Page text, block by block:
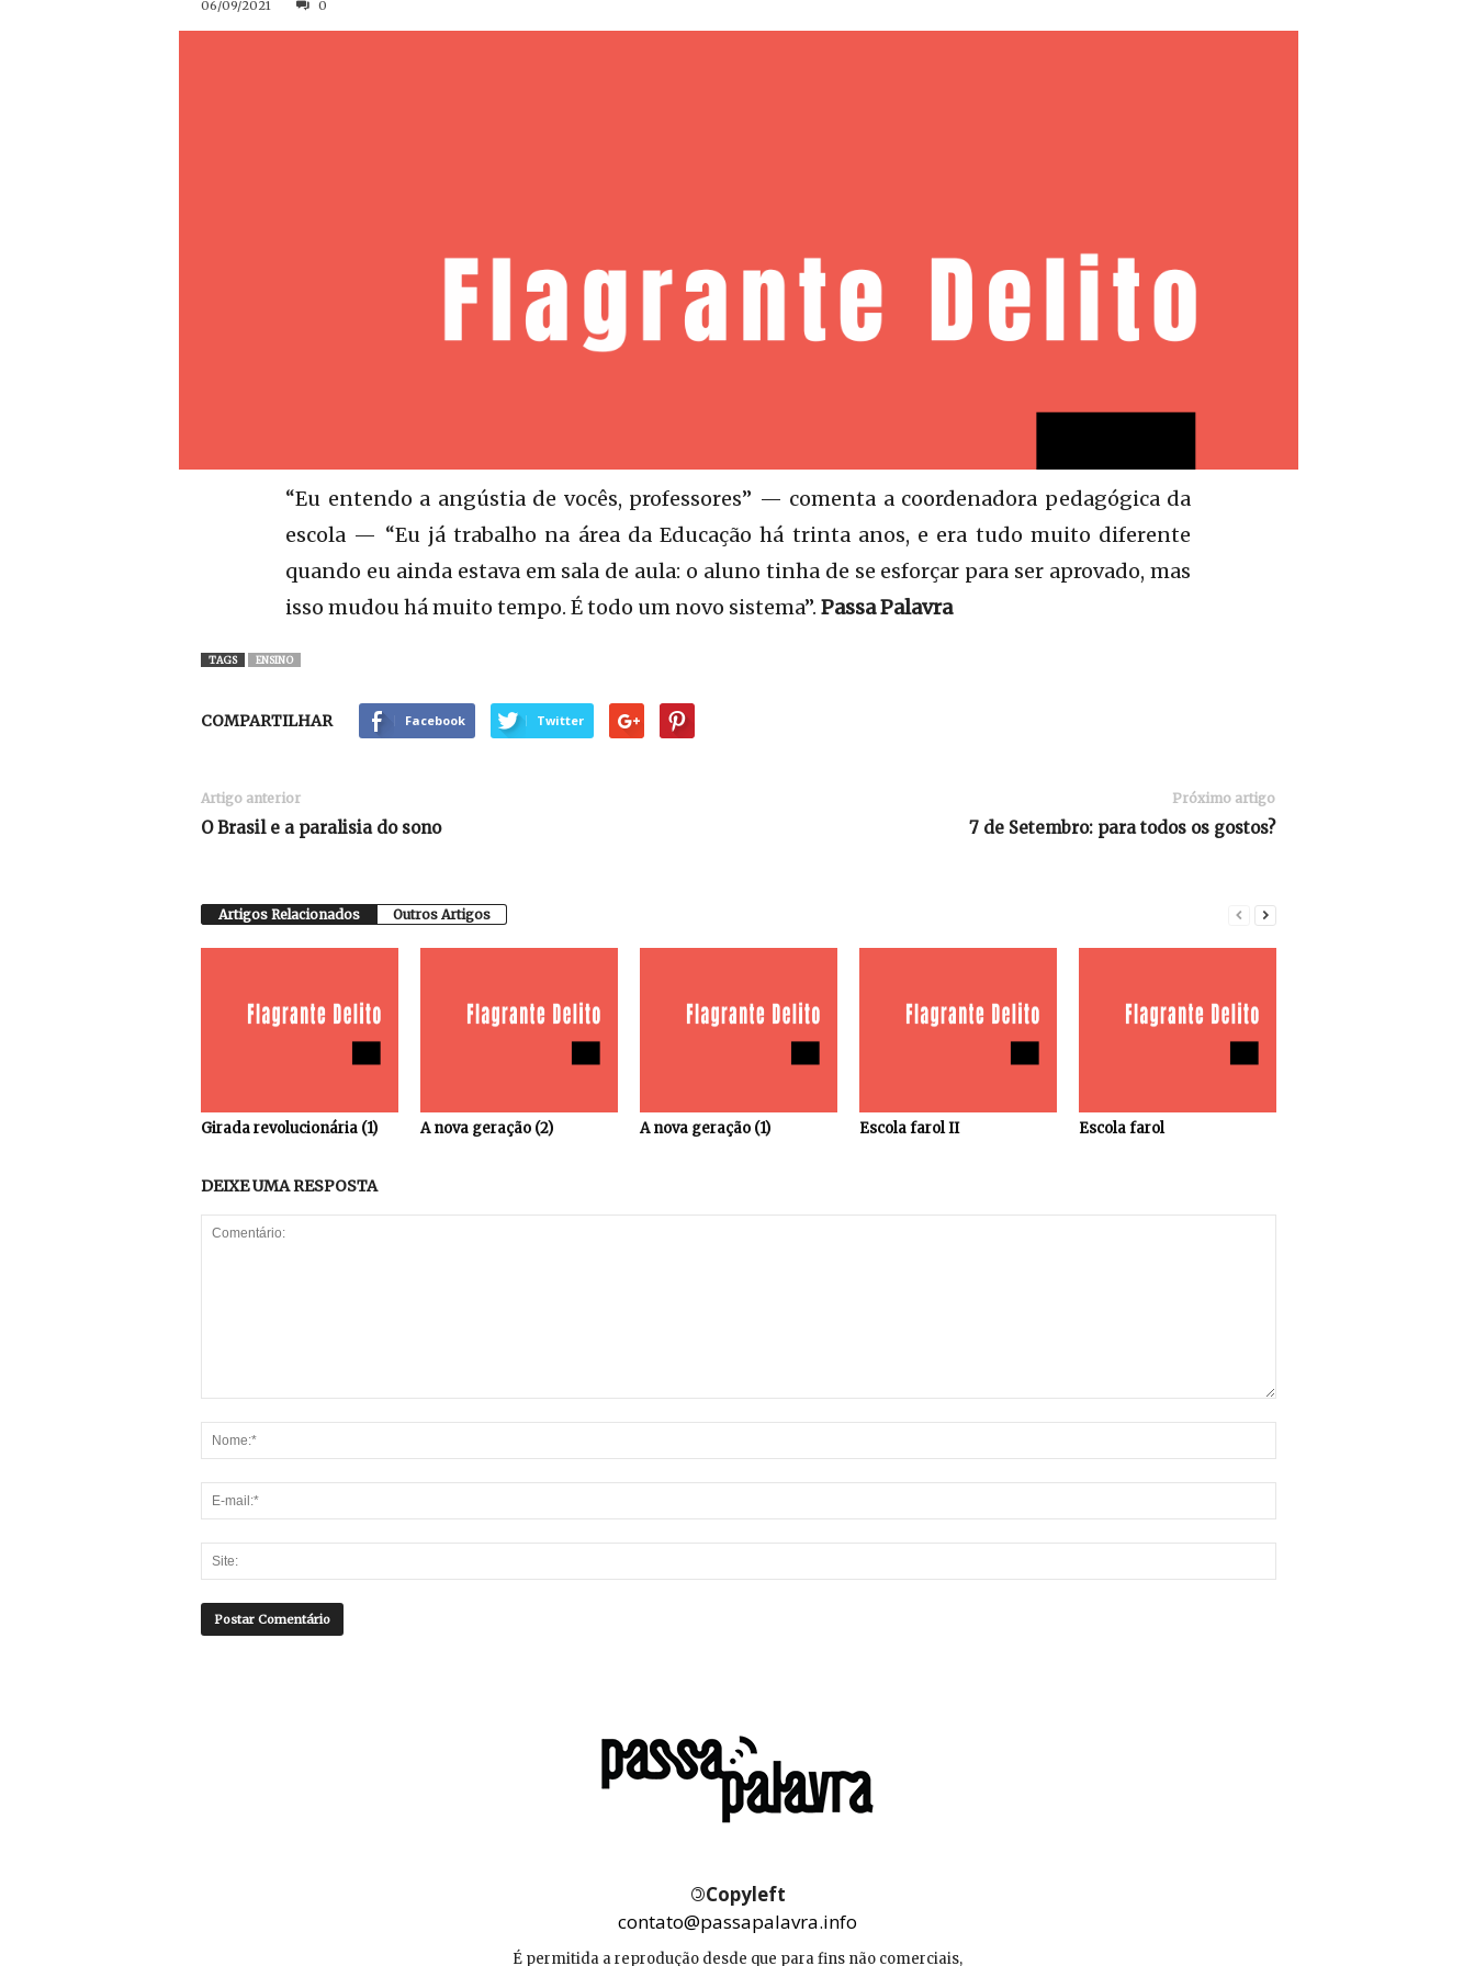
06/09/2021 0
“Eu entendo a angústia de vocês, professores” — comenta a coordenadora pedagógica da
escola — “Eu já trabalho na área da Educação há trinta anos, e era tudo muito diferente
quando eu ainda estava em sala de aula: o aluno tinha de se esforçar para ser aprovado, mas
isso mudou há muito tempo. É todo um novo sistema”. Passa Palavra
TAGS ENSINO
COMPARTILHAR Facebook Twitter
Artigo anterior
O Brasil e a paralisia do sono
Próximo artigo
7 de Setembro: para todos os gostos?
Artigos Relacionados Outros Artigos
Girada revolucionária (1) A nova geração (2) A nova geração (1) Escola farol II Escola farol
DEIXE UMA RESPOSTA
©Copyleft
contato@passapalavra.info
É permitida a reprodução desde que para fins não comerciais,